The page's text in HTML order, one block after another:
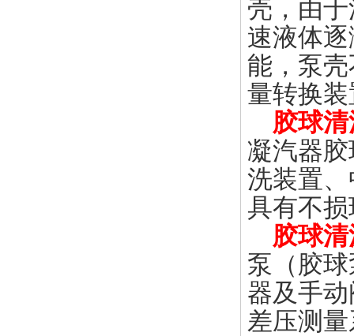
壳，由
速液体
能，泵
量转换
胶球
凝汽器
洗装置
具有不
胶球
泵（胶
器及手
差压测